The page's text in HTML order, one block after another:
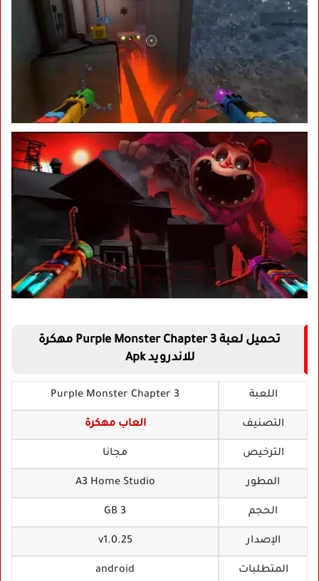
تحميل لعبة Purple Monster Chapter 3 مهكرة
للاندرويد Apk
اللعبة Purple Monster Chapter 3
التصنيف العاب مهكرة
الترخيص مجانا
المطور A3 Home Studio‏
الحجم 3 GB
الإصدار v1.0.25
المتطلبات android